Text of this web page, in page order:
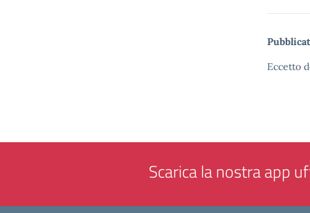
Eccetto
Scarica la nostra app